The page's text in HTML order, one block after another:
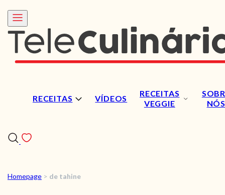
RECEITAS VÍDEOS
RECEITAS
VEGGIE
NÓS
Homepage > de tahine